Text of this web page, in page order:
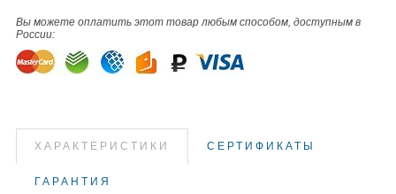
Вы можете оплатить этот товар любым способом, доступным в
России:
ХАРАКТЕРИСТИКИ СЕРТИФИКАТЫ
ГАРАНТИЯ